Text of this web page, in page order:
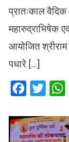
प्रातःकाल
महारुद्राभिषेक
आयोजित
पधारे […]